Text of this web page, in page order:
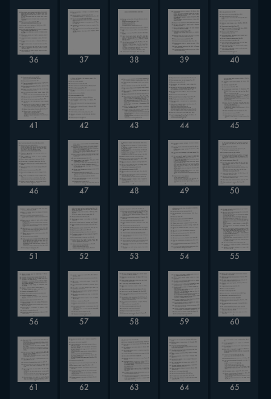
36 37 38 39 40
41 42 43 44 45
46 47 48 49 50
51 52 53 54 55
56 57 58 59 60
61 62 63 64 65